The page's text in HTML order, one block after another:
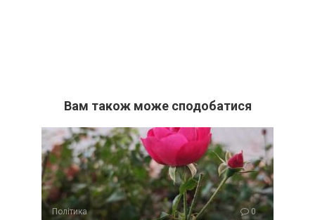
Вам також може сподобатися
Політика 0